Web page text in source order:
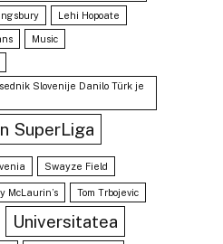
Lehi Hopoate
Music
Slovenije Danilo Türk je
SuperLiga
Swayze Field
McLaurin’s Tom Trbojevic
Universitatea